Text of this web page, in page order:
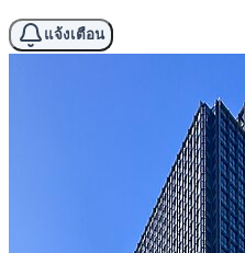
แจ้งเตือน